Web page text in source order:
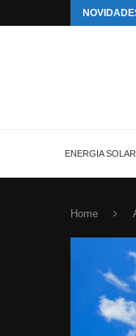
ENERGIA SOLAR
Home